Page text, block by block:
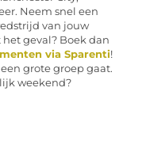
Neem snel een
van jouw
geval? Boek dan
via Sparenti!
grote groep gaat.
weekend?